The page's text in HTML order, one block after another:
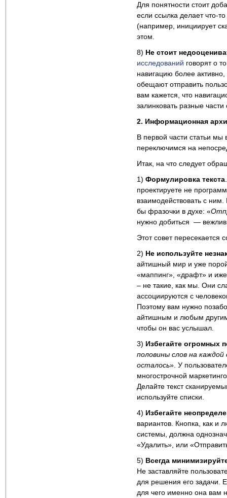
Для понятности стоит
если ссылка делает что-
(например, инициирует
этом.
8) Не стоит
исследований говорят о
навигацию более
обещают отправить
вам кажется, что
залинковать разные
2. Информационная
В первой части статьи
переключимся на
Итак, на что следует
1) Формулировка текста
проектируете не
взаимодействовать с
бы фразочки в духе: «
нужно добиться —
Этот совет пересекается
2) Не используйте
айтишный мир и уже
«маппинг», «драфт» и
– не такие, как мы. Они
ассоциируются с
Поэтому вам нужно
айтишным и любым другим
чтобы он вас услышал.
3) Избегайте огромных
половины слов на
осталось». У
многострочной
Делайте текст
используйте списки.
4) Избегайте
вариантов. Кнопка, как и
системы, должна
«Удалить», или
5) Всегда
Не заставляйте
для решения его задачи.
для чего именно она вам